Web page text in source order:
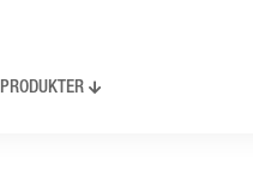
PRODUKTER